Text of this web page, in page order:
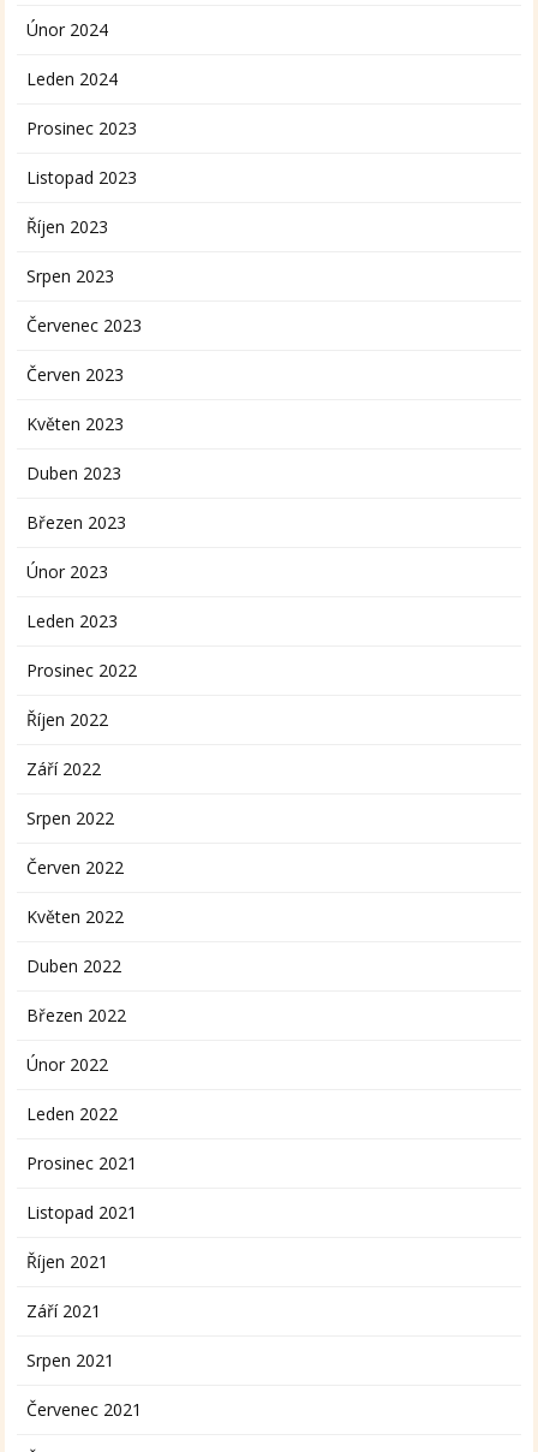
Únor 2024
Leden 2024
Prosinec 2023
Listopad 2023
Říjen 2023
Srpen 2023
Červenec 2023
Červen 2023
Květen 2023
Duben 2023
Březen 2023
Únor 2023
Leden 2023
Prosinec 2022
Říjen 2022
Září 2022
Srpen 2022
Červen 2022
Květen 2022
Duben 2022
Březen 2022
Únor 2022
Leden 2022
Prosinec 2021
Listopad 2021
Říjen 2021
Září 2021
Srpen 2021
Červenec 2021